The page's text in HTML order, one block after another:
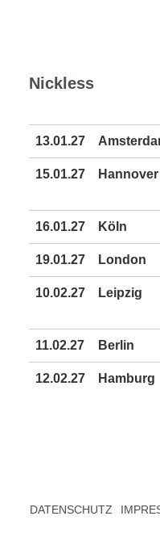
Nickless
13.01.27
15.01.27 Hannover
16.01.27 Köln
19.01.27 London
10.02.27 Leipzig
11.02.27 Berlin
12.02.27 Hamburg
DATENSCHUTZ